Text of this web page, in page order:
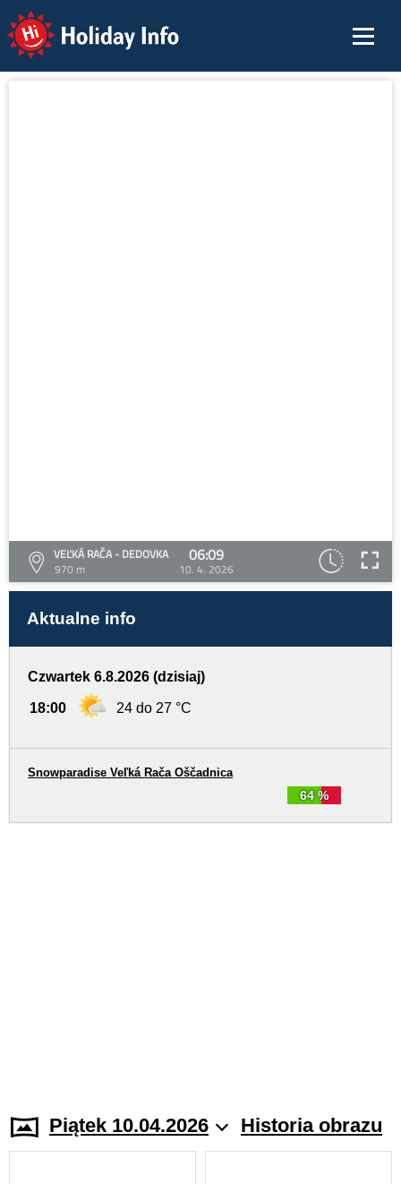
Holiday Info
VEĽKÁ RAČA - DEDOVKA
970 m
06:09
10. 4. 2026
Aktualne info
Czwartek 6.8.2026 (dzisiaj)
18:00 24 do 27 °C
64 %
Snowparadise Veľká Rača Oščadnica
Piątek 10.04.2026 Historia obrazu